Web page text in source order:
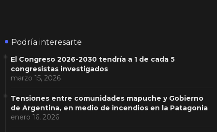
Podría interesarte
El Congreso 2026-2030 tendría a 1 de cada 5
congresistas investigados
marzo 15, 2026
Tensiones entre comunidades mapuche y Gobierno
de Argentina, en medio de incendios en la Patagonia
enero 16, 2026